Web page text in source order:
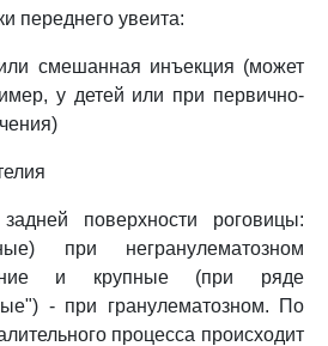
переднего увеита:
смешанная инъекция (может
у детей или при первично-
поверхности роговицы:
при негранулематозном
и крупные (при ряде
- при гранулематозном. По
процесса происходит